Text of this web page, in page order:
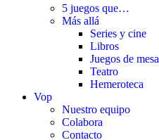
5 juegos que…
Más allá
Series y cine
Libros
Juegos de mesa
Teatro
Hemeroteca
Vop
Nuestro equipo
Colabora
Contacto